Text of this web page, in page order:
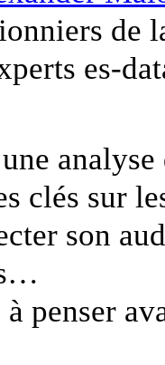
de
es-
clés sur
son
penser